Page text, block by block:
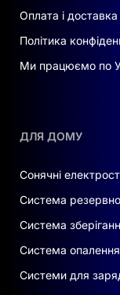
Оплата і доставка
Політика
Ми працюємо по
ДЛЯ ДОМУ
Сонячні
Система
Система
Система
Системи для